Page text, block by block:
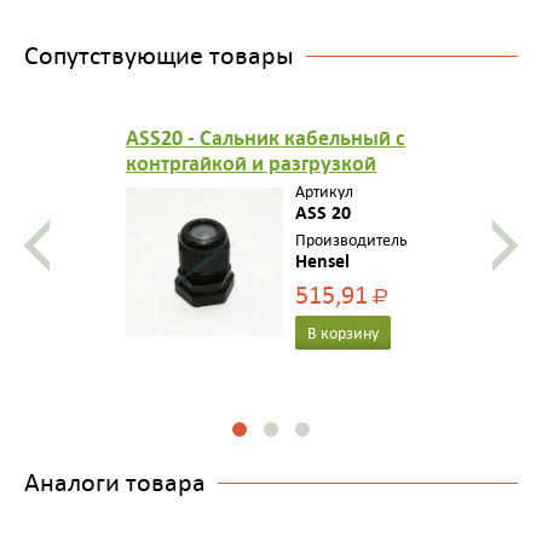
Сопутствующие товары
ASS20 - Сальник кабельный с
контргайкой и разгрузкой
натяжения, герметичная зона
5-13,5 мм, IP 67, M 20, цвет
черный, стойкий к УФ
Артикул
ASS 20
Производитель
Hensel
515,91Р
В корзину
Аналоги товара